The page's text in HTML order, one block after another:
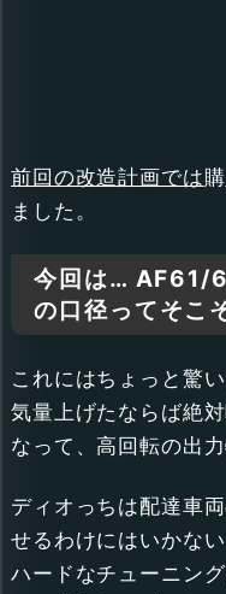
前回の改造計画では
ました。
今回は… AF61/
の口径ってそこ
これにはちょっと驚
気量上げたならば絶
なって、高回転の出
ディオっちは配達車
せるわけにはいかな
ハードなチューニン